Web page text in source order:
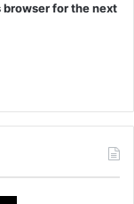
for the next